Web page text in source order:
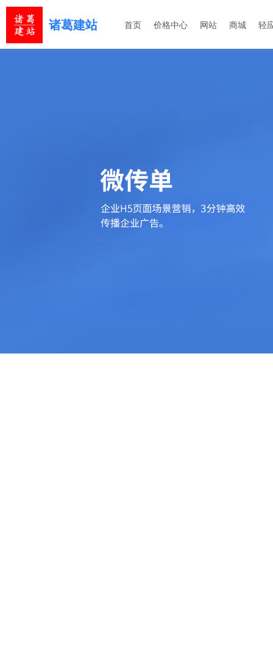
诸葛建站 首页 价格中心 网站 商城 轻